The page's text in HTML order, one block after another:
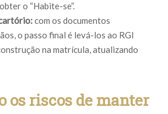
o “Habite-se”.
com os documentos
o passo final é levá-los ao RGI
na matrícula, atualizando
os riscos de manter